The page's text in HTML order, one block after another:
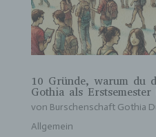
10 Gründe, warum du
Gothia als
von Burschenschaft Gothia
Allgemein